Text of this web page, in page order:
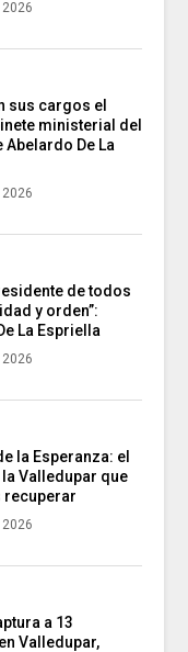
sus cargos el
ministerial del
Abelardo De La
de todos
y orden”:
La Espriella
la Esperanza: el
Valledupar que
recuperar
a 13
Valledupar,